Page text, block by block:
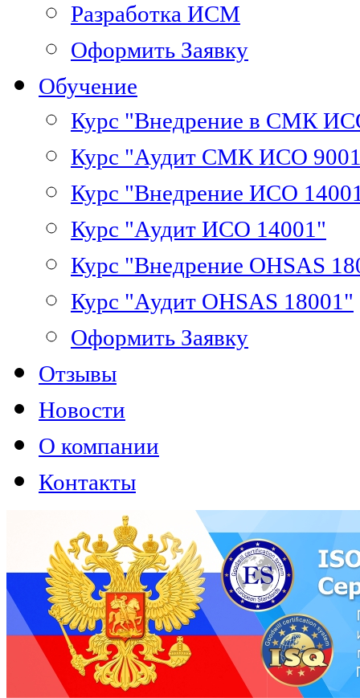
Разработка ИСМ
Оформить Заявку
Обучение
Курс "Внедрение в СМК
Курс "Аудит СМК ИСО
Курс "Внедрение ИСО
Курс "Аудит ИСО 14001"
Курс "Внедрение OHSAS
Курс "Аудит OHSAS 18001"
Оформить Заявку
Отзывы
Новости
О компании
Контакты